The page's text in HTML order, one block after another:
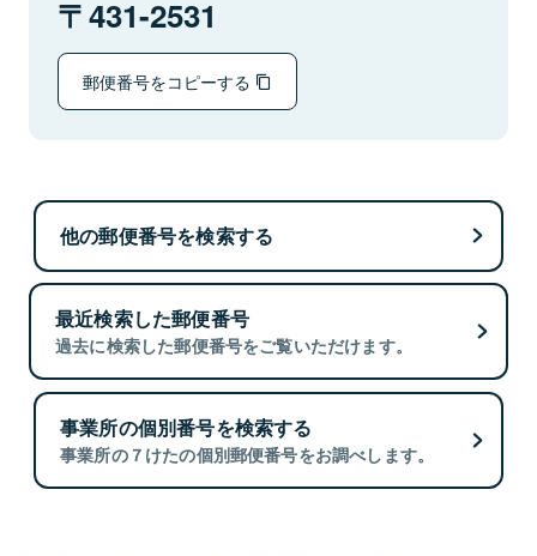
431-2531
郵便番号をコピーする
他の郵便番号を検索する
最近検索した郵便番号
過去に検索した郵便番号をご覧いただけます。
事業所の個別番号を検索する
事業所の７けたの個別郵便番号をお調べします。